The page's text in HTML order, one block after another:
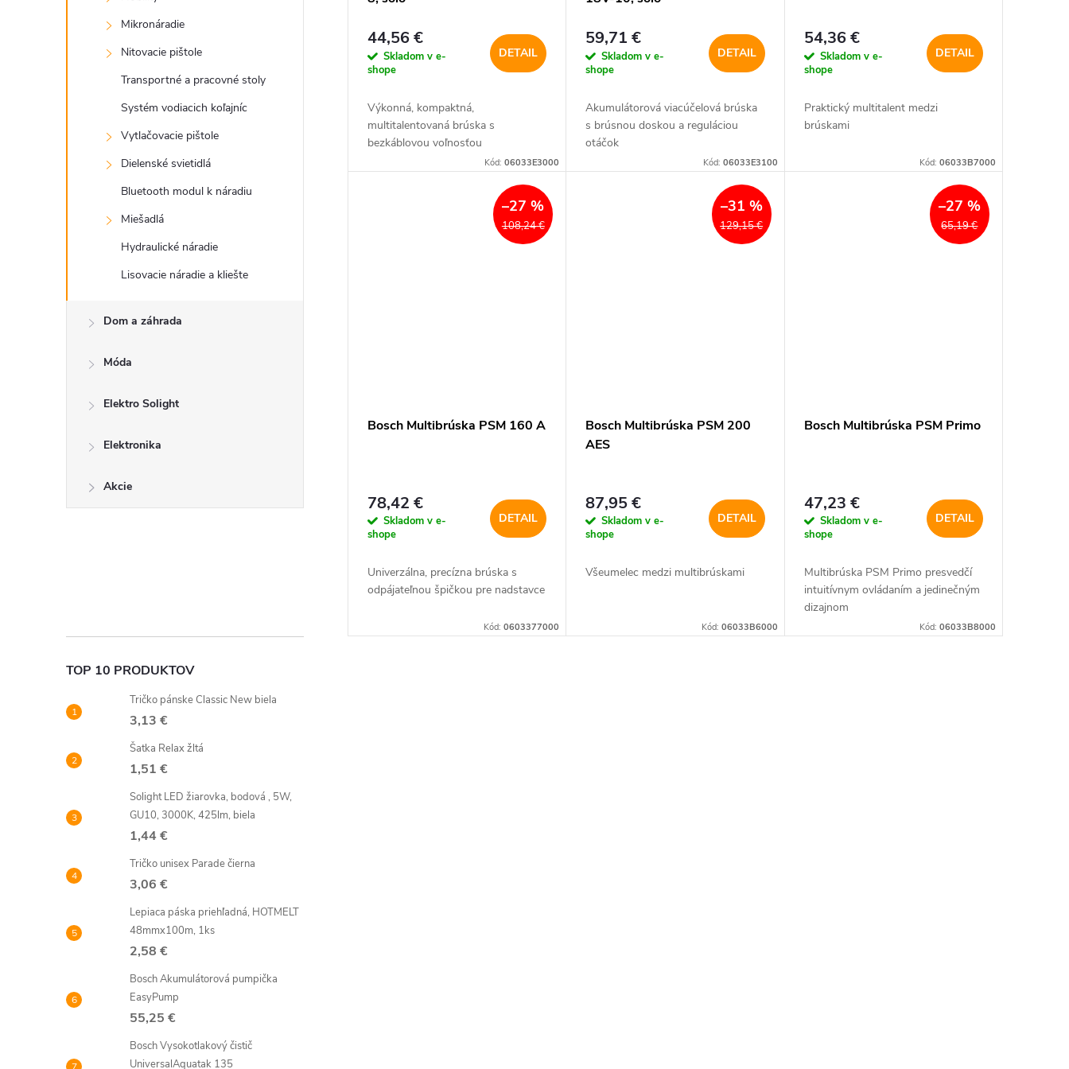
Mikronáradie
Nitovacie pištole
Transportné a pracovné stoly
Systém vodiacich koľajníc
Vytlačovacie pištole
Dielenské svietidlá
Bluetooth modul k náradiu
Miešadlá
Hydraulické náradie
Lisovacie náradie a kliešte
Dom a záhrada
Móda
Elektro Solight
Elektronika
Akcie
TOP 10 PRODUKTOV
Tričko pánske Classic New biela
3,13 €
Šatka Relax žltá
1,51 €
Solight LED žiarovka, bodová , 5W,
GU10, 3000K, 425lm, biela
1,44 €
Tričko unisex Parade čierna
3,06 €
Lepiaca páska priehľadná, HOTMELT
48mmx100m, 1ks
2,58 €
Bosch Akumulátorová pumpička
EasyPump
55,25 €
Bosch Vysokotlakový čistič
UniversalAquatak 135
44,56 €
Skladom v e-
shope
DETAIL
Výkonná, kompaktná,
multitalentovaná brúska s
bezkáblovou voľnosťou
Kód:06033E3000
59,71 €
Skladom v e-
shope
DETAIL
Akumulátorová viacúčelová brúska
s brúsnou doskou a reguláciou
otáčok
Kód: 06033E3100
54,36 €
Skladom v e-
shope
DETAIL
Praktický multitalent medzi
brúskami
Kód: 06033B7000
108,24 €
–27 %
Bosch Multibrúska PSM 160 A
78,42 €
Skladom v e-
shope
DETAIL
Univerzálna, precízna brúska s
odpájateľnou špičkou pre nadstavce
Kód:0603377000
129,15 €
–31 %
Bosch Multibrúska PSM 200
AES
87,95 €
Skladom v e-
shope
DETAIL
Všeumelec medzi multibrúskami
Kód: 06033B6000
65,19 €
–27 %
Bosch Multibrúska PSM Primo
47,23 €
Skladom v e-
shope
DETAIL
Multibrúska PSM Primo presvedčí
intuitívnym ovládaním a jedinečným
dizajnom
Kód: 06033B8000